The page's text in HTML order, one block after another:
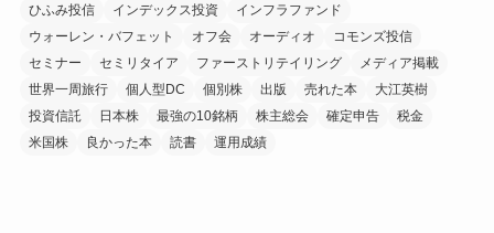
ひふみ投信
インデックス投資
インフラファンド
ウォーレン・バフェット
オフ会 オーディオ
コモンズ投信
セミナー
セミリタイア ファーストリテイリング
メディア掲載
世界一周旅行
個人型DC 個別株 出版 売れた本
大江英樹
投資信託
日本株 最強の10銘柄 株主総会 確定申告
税金
米国株
良かった本 読書 運用成績